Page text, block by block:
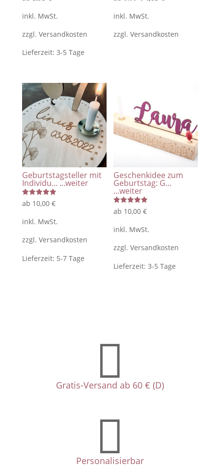
von 5
inkl. MwSt.
zzgl. Versandkosten
Lieferzeit: 3-5 Tage
von 5
5,95 €4,05 €.
inkl. MwSt.
zzgl.Versandkosten
Geburtstagsteller mit
Individu... ...weiter
Bewertet
mit
von 5
ab 10,00 €
inkl. MwSt.
zzgl. Versandkosten
Lieferzeit: 5-7 Tage
Geschenkidee zum
Geburtstag: G...
...weiter
Bewertet
mit
von 5
ab 10,00€
inkl. MwSt.
zzgl.Versandkosten
Lieferzeit:3-5 Tage

Gratis-Versand ab 60 € (D)

Personalisierbar